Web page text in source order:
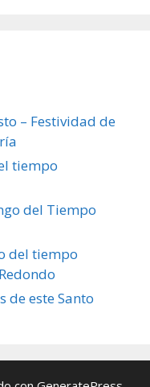
– Festividad de
tiempo
del Tiempo
del tiempo
de este Santo